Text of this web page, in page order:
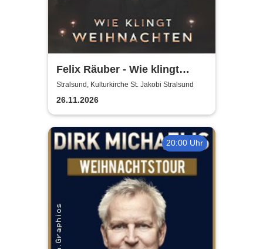
Felix Räuber - Wie klingt
Weihnachten 2026
Stralsund, Kulturkirche St. Jakobi Stralsund
26.11.2026
20:00 Uhr